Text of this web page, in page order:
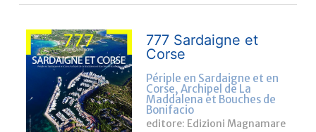
777 Sardaigne et
Corse
Périple en Sardaigne et en
Corse, Archipel de La
Maddalena et Bouches de
Bonifacio
editore: Edizioni Magnamare